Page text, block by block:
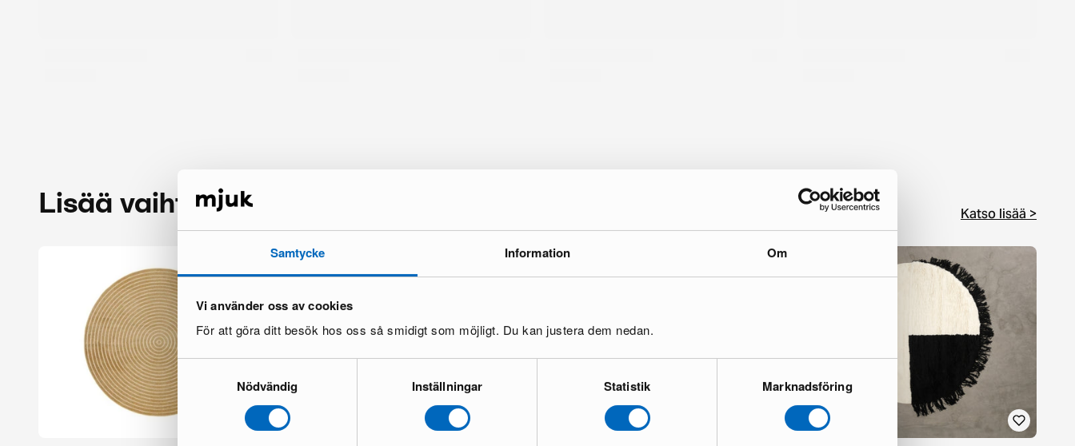
Samtycke Information Om
Vi använder oss av cookies
För att göra ditt besök hos oss så smidigt som möjligt. Du kan justera dem nedan.
Samtyckesval
Nödvändig Inställningar Statistik Marknadsföring
Lisää vaihtoehtoja Katso lisää >